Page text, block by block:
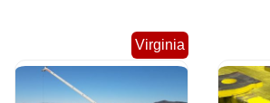
Virginia